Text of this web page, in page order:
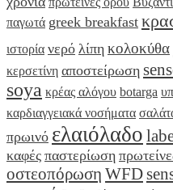
παγωτά greek breakfast
ιστορία νερό λίπη κολοκύθα
κερσετίνη αποστείρωση
soya κρέας αλόγου botarga
καρδιαγγειακά νοσήματα
πρωινό ελαιόλαδο
καφές παστερίωση
οστεοπόρωση WFD